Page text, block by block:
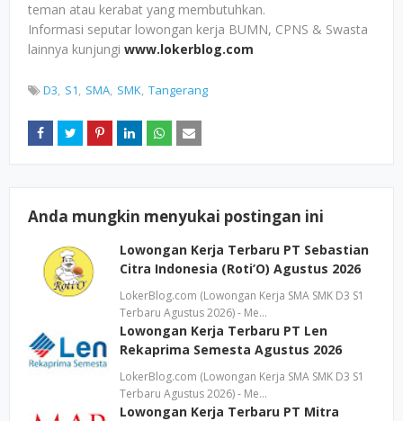
teman atau kerabat yang membutuhkan.
Informasi seputar lowongan kerja BUMN, CPNS & Swasta
lainnya kunjungi www.lokerblog.com
D3 S1 SMA SMK Tangerang
Anda mungkin menyukai postingan ini
Lowongan Kerja Terbaru PT Sebastian
Citra Indonesia (Roti’O) Agustus 2026
LokerBlog.com (Lowongan Kerja SMA SMK D3 S1
Terbaru Agustus 2026) - Me…
Lowongan Kerja Terbaru PT Len
Rekaprima Semesta Agustus 2026
LokerBlog.com (Lowongan Kerja SMA SMK D3 S1
Terbaru Agustus 2026) - Me…
Lowongan Kerja Terbaru PT Mitra